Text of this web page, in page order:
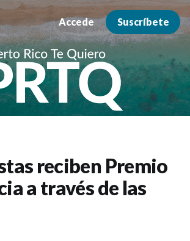
Accede Suscríbete
reciben Premio
a través de las